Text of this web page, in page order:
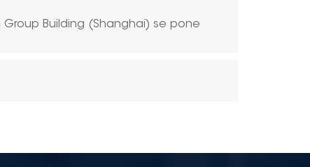
Building (Shanghai) se pone